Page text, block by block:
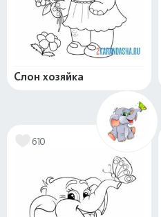
Слон хозяйка
610